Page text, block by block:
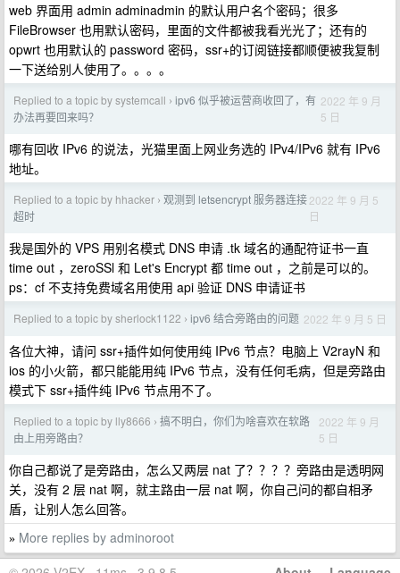
web 界面用 admin adminadmin 的默认用户名个密码；很多
FileBrowser 也用默认密码，里面的文件都被我看光光了；还有的
opwrt 也用默认的 password 密码，ssr+的订阅链接都顺便被我复制
一下送给别人使用了。。。。
Replied to a topic by systemcall › ipv6 似乎被运营商收回了，有
办法再要回来吗？
2022 年 9 月
5 日
哪有回收 IPv6 的说法，光猫里面上网业务选的 IPv4/IPv6 就有 IPv6
地址。
Replied to a topic by hhacker › 观测到 letsencrypt 服务器连接
超时
2022 年 9 月 5
日
我是国外的 VPS 用别名模式 DNS 申请 .tk 域名的通配符证书一直
time out ，zeroSSl 和 Let's Encrypt 都 time out ，之前是可以的。
ps：cf 不支持免费域名用使用 api 验证 DNS 申请证书
Replied to a topic by sherlock1122 › ipv6 结合旁路由的问题 2022 年 9 月 5 日
各位大神，请问 ssr+插件如何使用纯 IPv6 节点？电脑上 V2rayN 和
ios 的小火箭，都只能能用纯 IPv6 节点，没有任何毛病，但是旁路由
模式下 ssr+插件纯 IPv6 节点用不了。
Replied to a topic by lly8666 › 搞不明白，你们为啥喜欢在软路
由上用旁路由？
2022 年 9 月
5 日
你自己都说了是旁路由，怎么又两层 nat 了？？？？旁路由是透明网
关，没有 2 层 nat 啊，就主路由一层 nat 啊，你自己问的都自相矛
盾，让别人怎么回答。
» More replies by adminoroot